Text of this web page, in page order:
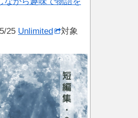
25 Unlimited 対象